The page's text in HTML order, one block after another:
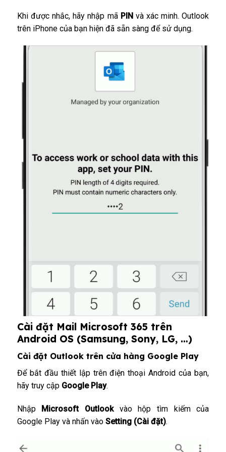
Khi được nhắc, hãy nhập mã PINvà xác minh. Outlook
trên iPhone của bạn hiện đã sẵn sàng để sử dụng.
Cài đặt Mail Microsoft 365 trên
Android OS (Samsung, Sony, LG, …)
Cài đặt Outlook trên cửa hàng Google Play
Để bắt đầu thiết lập trên điện thoại Android của bạn,
hãy truy cậpGoogle Play.
Nhập Microsoft Outlookvào hộp tìm kiếm của
Google Play và nhấn vào Setting (Cài đặt).